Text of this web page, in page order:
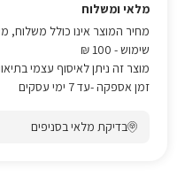
מלאי ומשלוח
מחיר המוצר אינו כולל משלוח,
שימוש- 100 ₪
מוצר זה ניתן לאיסוף עצמי
זמן אספקה -עד 7 ימי עסקים
בדיקת מלאי בסניפים